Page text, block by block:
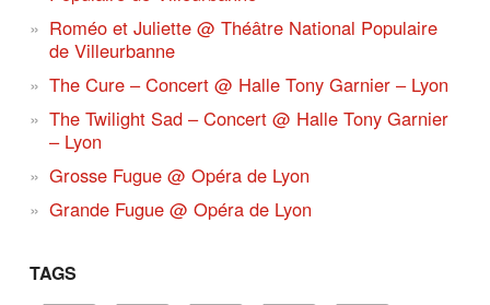
Roméo et Juliette @ Théâtre National Populaire
de Villeurbanne
The Cure – Concert @ Halle Tony Garnier – Lyon
The Twilight Sad – Concert @ Halle Tony Garnier
– Lyon
Grosse Fugue @ Opéra de Lyon
Grande Fugue @ Opéra de Lyon
TAGS